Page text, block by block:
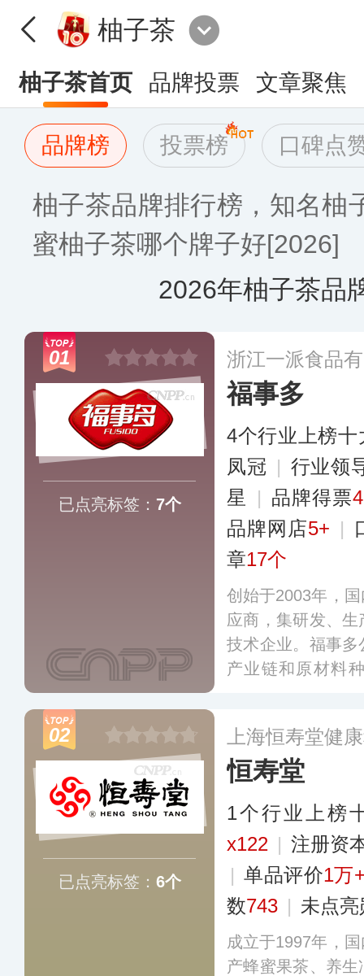
柚子茶
柚子茶首页 品牌投票 文章聚焦
品牌榜 投票榜 口碑点
柚子茶品牌排行榜，知名柚
蜜柚子茶哪个牌子好[2026]
2026年柚子茶品
01
已点亮标签： 7个
浙江一派食品
福事多
4个行业上榜十
凤冠 | 行业领
星
| 品牌得票
品牌网店5+ |
章17个
创始于2003年，
应商，集研发、
技术企业。福事
产业链和原材料
商超连锁和其他
02
已点亮标签： 6个
上海恒寿堂健
恒寿堂
1个行业上榜
x122 | 注册资
| 单品评价1万
数743 | 未点亮
成立于1997年，
产蜂蜜果茶、养